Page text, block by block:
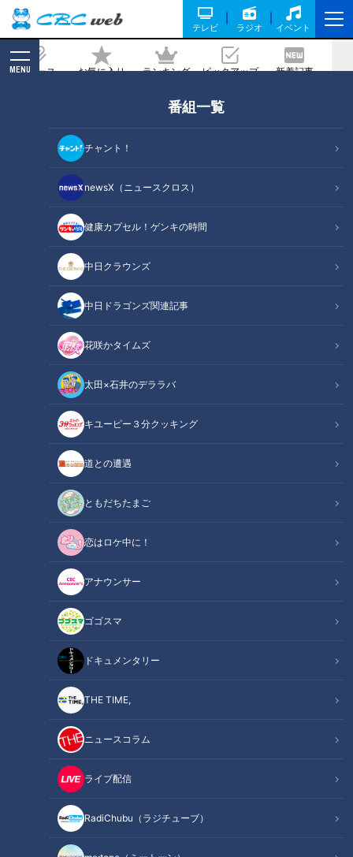
テレビ ラジオ イベント
ニュース お気に入り ランキング ピックアップ 新着記事
MENU
番組一覧
チャント！
newsX（ニュースクロス）
健康カプセル！ゲンキの時間
中日クラウンズ
中日ドラゴンズ関連記事
花咲かタイムズ
太田×石井のデララバ
キユーピー３分クッキング
道との遭遇
ともだちたまご
恋はロケ中に！
アナウンサー
ゴゴスマ
ドキュメンタリー
THE TIME,
ニュースコラム
ライブ配信
RadiChubu（ラジチューブ）
ド！？ザクとろ食感がたまらない贅沢シ
ュークリームも！今食べるべき“新作パ
ン”とは
記事に戻る
CBCテレビ『花咲かタイムズ』
この記事の画像（全11枚）
記事に戻る